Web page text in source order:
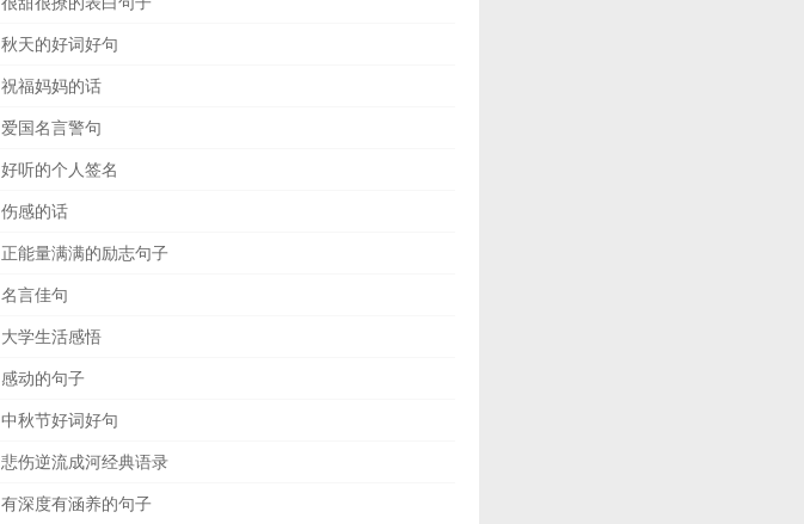
秋天的好词好句
祝福妈妈的话
爱国名言警句
好听的个人签名
伤感的话
正能量满满的励志句子
名言佳句
大学生活感悟
感动的句子
中秋节好词好句
悲伤逆流成河经典语录
有深度有涵养的句子